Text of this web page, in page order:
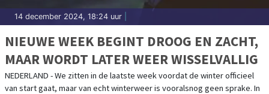
14 december 2024, 18:24 uur
NIEUWE WEEK BEGINT DROOG EN ZACHT,
MAAR WORDT LATER WEER WISSELVALLIG
NEDERLAND - We zitten in de laatste week voordat de winter officieel
van start gaat, maar van echt winterweer is vooralsnog geen sprake. In